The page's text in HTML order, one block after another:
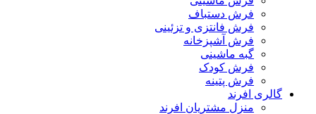
فرش دستباف
فرش فانتزی و تزئینی
فرش آشپزخانه
گبه ماشینی
فرش کودک
فرش پتینه
گالری افرند
منزل مشتریان افرند